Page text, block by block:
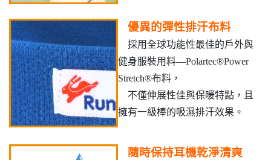
優異的彈性排汗布料
採用全球功能性最佳的戶外與
健身服裝用料—Polartec®Power
Stretch®布料，
不僅伸展性佳與保暖特點，且
擁有一級棒的吸濕排汗效果。
隨時保持耳機乾淨清爽